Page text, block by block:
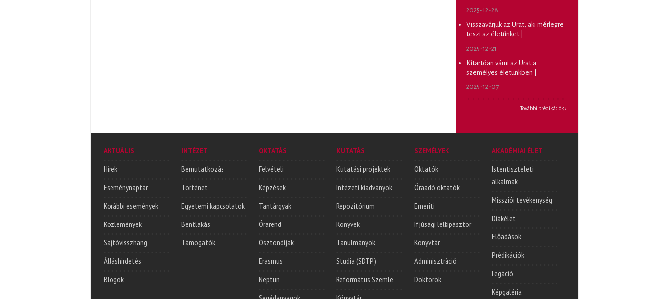
2025-12-28
Visszavárjuk az Urat, aki mérlegre
teszi az életünket |
2025-12-21
Kitartóan várni az Urat a
személyes életünkben |
2025-12-07
További prédikációk ›
AKTUÁLIS
Hírek
Eseménynaptár
Korábbi események
Közlemények
Sajtóvisszhang
Álláshirdetés
Blogok
INTÉZET
Bemutatkozás
Történet
Egyetemi kapcsolatok
Bentlakás
Támogatók
OKTATÁS
Felvételi
Képzések
Tantárgyak
Órarend
Ösztöndíjak
Erasmus
Neptun
KUTATÁS
Kutatási projektek
Intézeti kiadványok
Repozitórium
Könyvek
Tanulmányok
Studia (SDTP)
Református Szemle
SZEMÉLYEK
Oktatók
Óraadó oktatók
Emeriti
Ifjúsági lelkipásztor
Könyvtár
Adminisztráció
Doktorok
AKADÉMIAI ÉLET
Istentiszteleti
alkalmak
Missziói tevékenység
Diákélet
Előadások
Prédikációk
Legáció
Képgaléria